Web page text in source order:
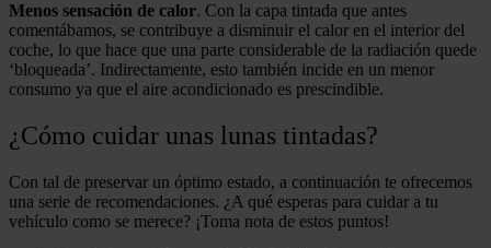
Menos sensación de calor. Con la capa tintada que antes
comentábamos, se contribuye a disminuir el calor en el interior del
coche, lo que hace que una parte considerable de la radiación quede
‘bloqueada’. Indirectamente, esto también incide en un menor
consumo ya que el aire acondicionado es prescindible.
¿Cómo cuidar unas lunas tintadas?
Con tal de preservar un óptimo estado, a continuación te ofrecemos
una serie de recomendaciones. ¿A qué esperas para cuidar a tu
vehículo como se merece? ¡Toma nota de estos puntos!